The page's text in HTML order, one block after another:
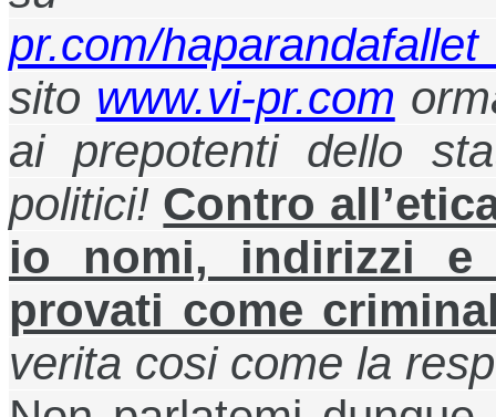
pr.com/
sito www.vi-pr.com
ai prepotenti dello
politici! Contro
io nomi, indirizzi e
provati come
verita cosi come la